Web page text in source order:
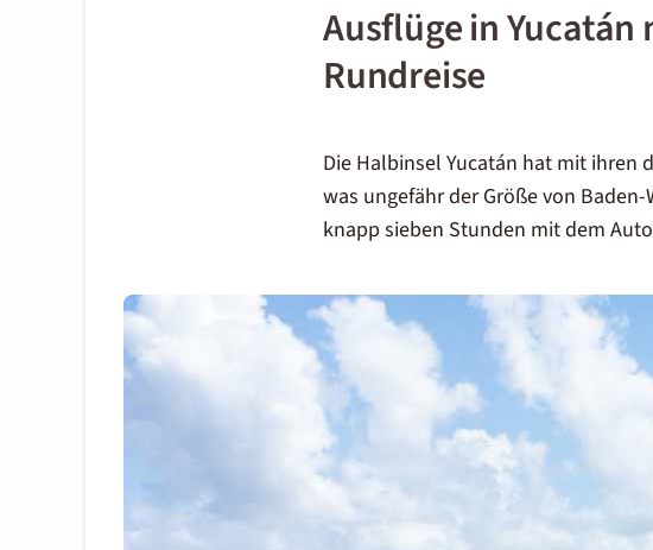
Ausflüge in
Rundreise
Die Halbinsel Yucatán hat mit ihren
was ungefähr der Größe von
knapp sieben Stunden mit dem